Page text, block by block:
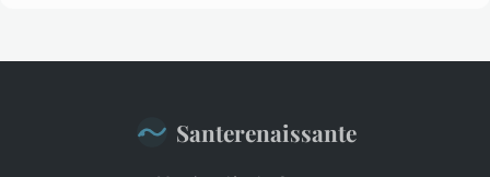
Santerenaissante